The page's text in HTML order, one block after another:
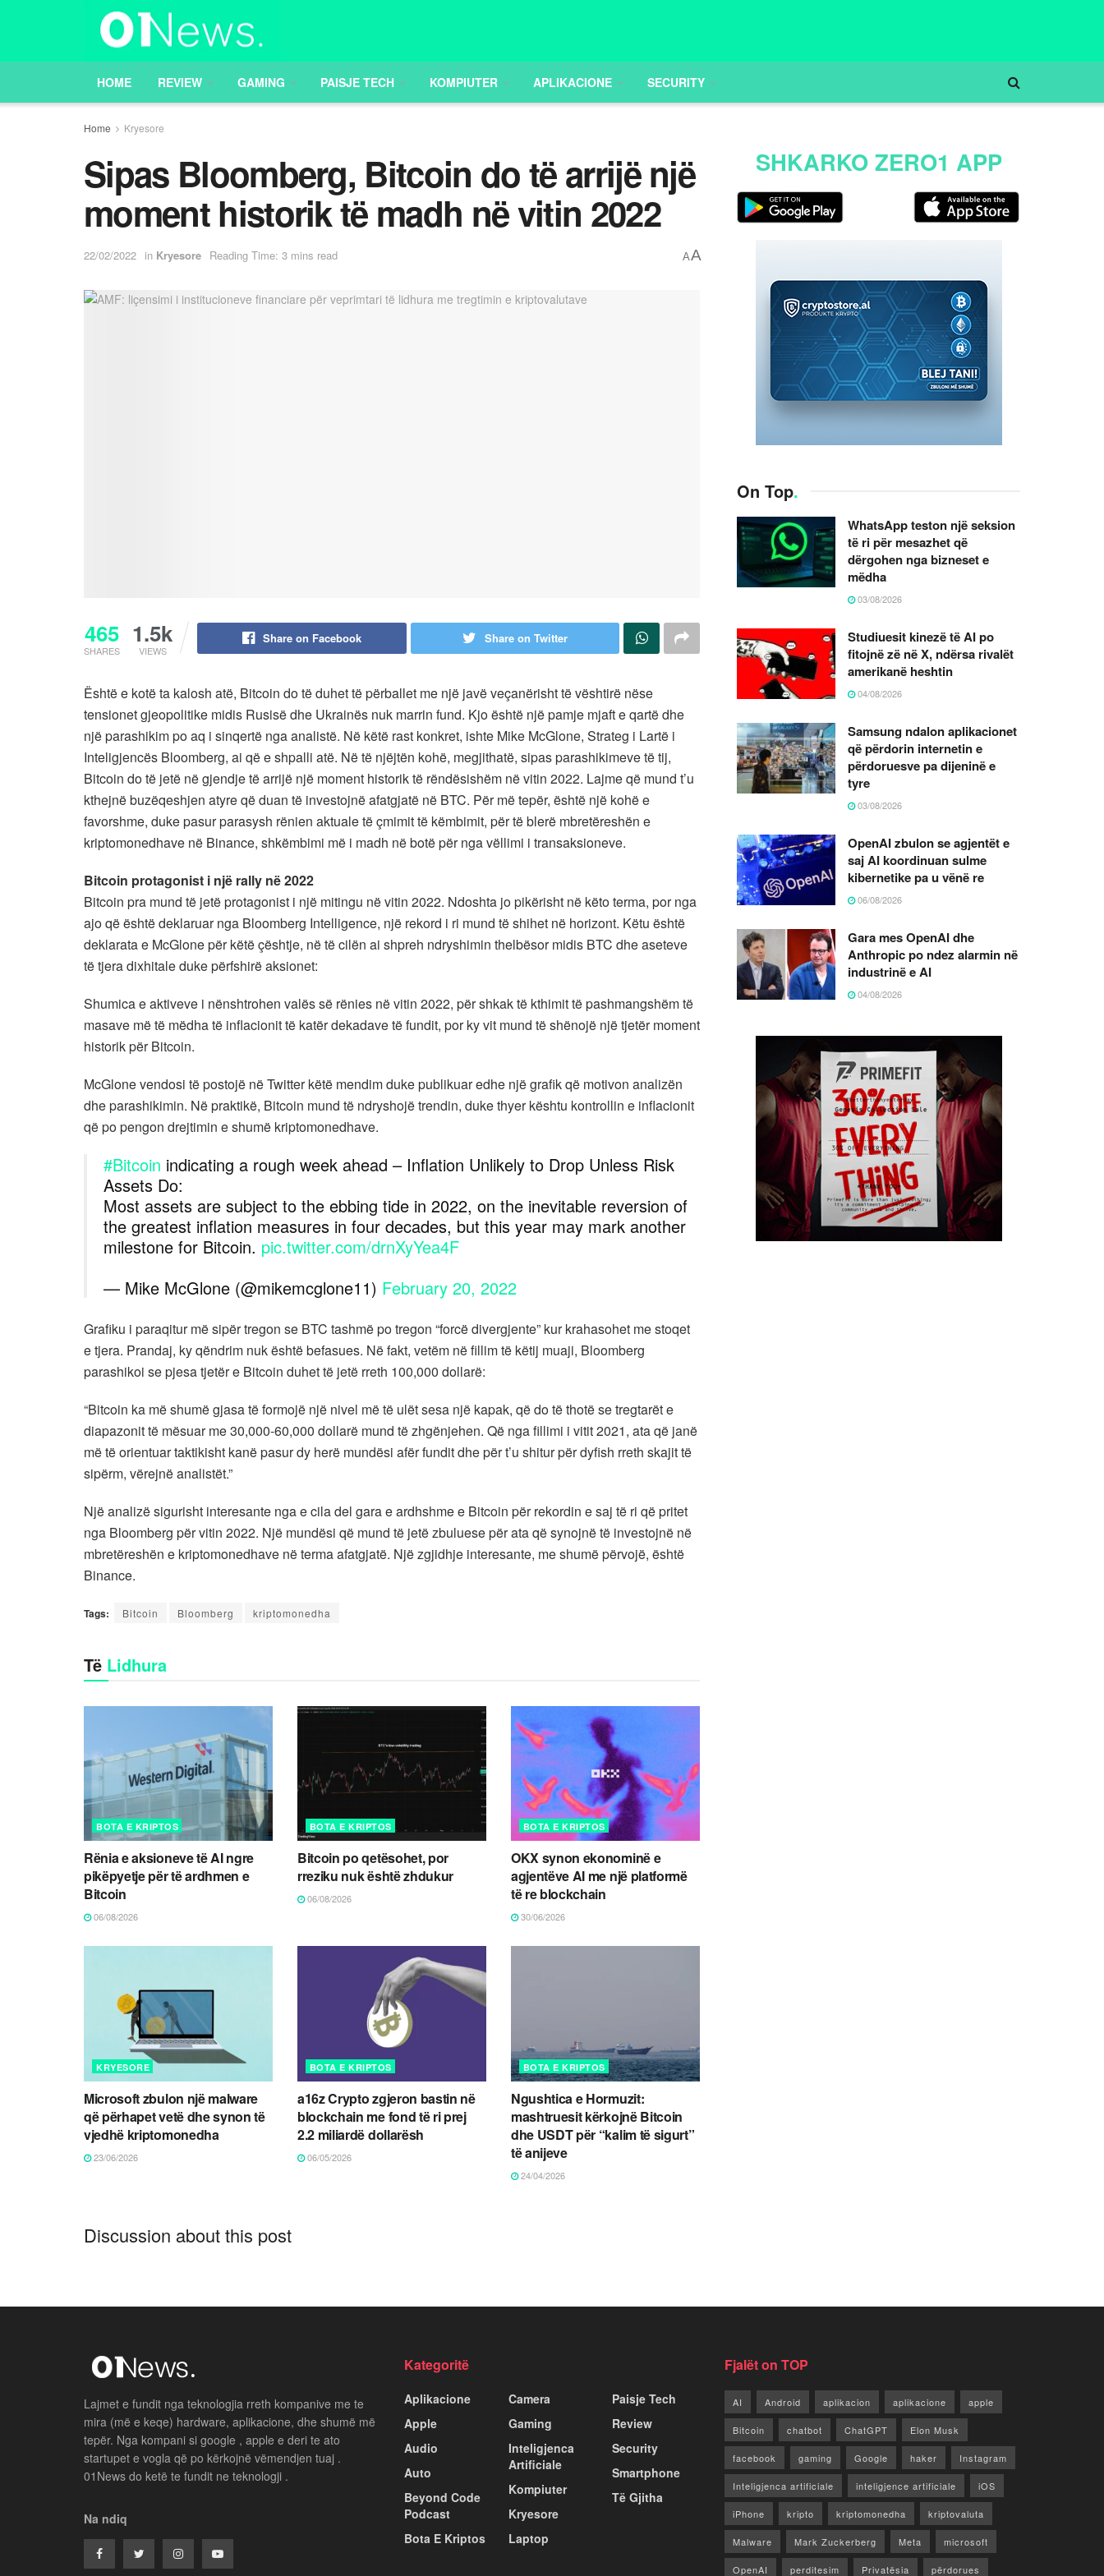
HOME REVIEW GAMING PAISJE TECH KOMPIUTER APLIKACIONE SECURITY
Home Kryesore
Sipas Bloomberg, Bitcoin do të arrijë një
moment historik të madh në vitin 2022
22/02/2022 in Kryesore Reading Time: 3 mins read AA
465
SHARES
1.5k
VIEWS
Share on Facebook Share on Twitter
Është e kotë ta kalosh atë, Bitcoin do të duhet të përballet me një javë veçanërisht të vështirë nëse
tensionet gjeopolitike midis Rusisë dhe Ukrainës nuk marrin fund. Kjo është një pamje mjaft e qartë dhe
një parashikim po aq i sinqertë nga analistë. Në këtë rast konkret, ishte Mike McGlone, Strateg i Lartë i
Inteligjencës Bloomberg, ai që e shpalli atë. Në të njëjtën kohë, megjithatë, sipas parashikimeve të tij,
Bitcoin do të jetë në gjendje të arrijë një moment historik të rëndësishëm në vitin 2022. Lajme që mund t’u
kthejnë buzëqeshjen atyre që duan të investojnë afatgjatë në BTC. Për më tepër, është një kohë e
favorshme, duke pasur parasysh rënien aktuale të çmimit të këmbimit, për të blerë mbretëreshën e
kriptomonedhave në Binance, shkëmbimi më i madh në botë për nga vëllimi i transaksioneve.
Bitcoin protagonist i një rally në 2022
Bitcoin pra mund të jetë protagonist i një mitingu në vitin 2022. Ndoshta jo pikërisht në këto terma, por nga
ajo që është deklaruar nga Bloomberg Intelligence, një rekord i ri mund të shihet në horizont. Këtu është
deklarata e McGlone për këtë çështje, në të cilën ai shpreh ndryshimin thelbësor midis BTC dhe aseteve
të tjera dixhitale duke përfshirë aksionet:
Shumica e aktiveve i nënshtrohen valës së rënies në vitin 2022, për shkak të kthimit të pashmangshëm të
masave më të mëdha të inflacionit të katër dekadave të fundit, por ky vit mund të shënojë një tjetër moment
historik për Bitcoin.
McGlone vendosi të postojë në Twitter këtë mendim duke publikuar edhe një grafik që motivon analizën
dhe parashikimin. Në praktikë, Bitcoin mund të ndryshojë trendin, duke thyer kështu kontrollin e inflacionit
që po pengon drejtimin e shumë kriptomonedhave.
#Bitcoin indicating a rough week ahead – Inflation Unlikely to Drop Unless Risk
Assets Do:
Most assets are subject to the ebbing tide in 2022, on the inevitable reversion of
the greatest inflation measures in four decades, but this year may mark another
milestone for Bitcoin. pic.twitter.com/drnXyYea4F
— Mike McGlone (@mikemcglone11) February 20, 2022
Grafiku i paraqitur më sipër tregon se BTC tashmë po tregon “forcë divergjente” kur krahasohet me stoqet
e tjera. Prandaj, ky qëndrim nuk është befasues. Në fakt, vetëm në fillim të këtij muaji, Bloomberg
parashikoi se pjesa tjetër e Bitcoin duhet të jetë rreth 100,000 dollarë:
“Bitcoin ka më shumë gjasa të formojë një nivel më të ulët sesa një kapak, që do të thotë se tregtarët e
diapazonit të mësuar me 30,000-60,000 dollarë mund të zhgënjehen. Që nga fillimi i vitit 2021, ata që janë
më të orientuar taktikisht kanë pasur dy herë mundësi afër fundit dhe për t’u shitur për dyfish rreth skajit të
sipërm, vërejnë analistët.”
Një analizë sigurisht interesante nga e cila del gara e ardhshme e Bitcoin për rekordin e saj të ri që pritet
nga Bloomberg për vitin 2022. Një mundësi që mund të jetë zbuluese për ata që synojnë të investojnë në
mbretëreshën e kriptomonedhave në terma afatgjatë. Një zgjidhje interesante, me shumë përvojë, është
Binance.
Tags: Bitcoin Bloomberg kriptomonedha
Të Lidhura
BOTA E KRIPTOS
Rënia e aksioneve të AI ngre
pikëpyetje për të ardhmen e
Bitcoin
06/08/2026
BOTA E KRIPTOS
Bitcoin po qetësohet, por
rreziku nuk është zhdukur
06/08/2026
BOTA E KRIPTOS
OKX synon ekonominë e
agjentëve AI me një platformë
të re blockchain
30/06/2026
KRYESORE
Microsoft zbulon një malware
që përhapet vetë dhe synon të
vjedhë kriptomonedha
23/06/2026
BOTA E KRIPTOS
a16z Crypto zgjeron bastin në
blockchain me fond të ri prej
2.2 miliardë dollarësh
06/05/2026
BOTA E KRIPTOS
Ngushtica e Hormuzit:
mashtruesit kërkojnë Bitcoin
dhe USDT për “kalim të sigurt”
të anijeve
24/04/2026
Discussion about this post
SHKARKO ZERO1 APP
On Top.
WhatsApp teston një seksion
të ri për mesazhet që
dërgohen nga bizneset e
mëdha
03/08/2026
Studiuesit kinezë të AI po
fitojnë zë në X, ndërsa rivalët
amerikanë heshtin
04/08/2026
Samsung ndalon aplikacionet
që përdorin internetin e
përdoruesve pa dijeninë e
tyre
03/08/2026
OpenAI zbulon se agjentët e
saj AI koordinuan sulme
kibernetike pa u vënë re
06/08/2026
Gara mes OpenAI dhe
Anthropic po ndez alarmin në
industrinë e AI
04/08/2026
Lajmet e fundit nga teknologjia rreth kompanive me te
mira (më e keqe) hardware, aplikacione, dhe shumë më
tepër. Nga kompani si google , apple e deri te ato
startupet e vogla që po kërkojnë vëmendjen tuaj .
01News do ketë te fundit ne teknologji .
Na ndiq
Kategoritë
Aplikacione
Apple
Audio
Auto
Beyond Code
Podcast
Bota E Kriptos
Camera
Gaming
Inteligjenca
Artificiale
Kompiuter
Kryesore
Laptop
Paisje Tech
Review
Security
Smartphone
Të Gjitha
Fjalët on TOP
AI Android aplikacion aplikacione apple
Bitcoin chatbot ChatGPT Elon Musk
facebook gaming Google haker Instagram
Inteligjenca artificiale inteligjence artificiale iOS
iPhone kripto kriptomonedha kriptovaluta
Malware Mark Zuckerberg Meta microsoft
OpenAI perditesim Privatësia përdorues